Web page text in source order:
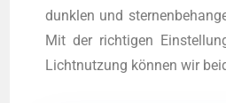
dunk­len und
Mit der rich­ti­gen
Licht­nut­zung kön­nen wir